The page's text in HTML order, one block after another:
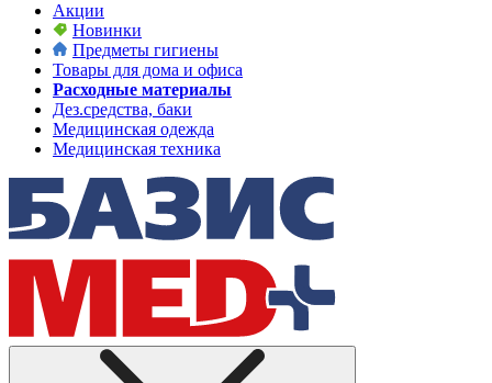
Акции
Новинки
Предметы гигиены
Товары для дома и офиса
Расходные материалы
Дез.средства, баки
Медицинская одежда
Медицинская техника